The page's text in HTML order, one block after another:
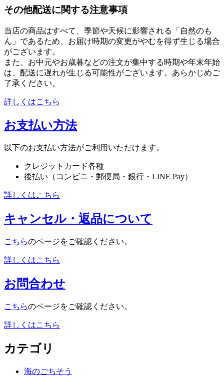
その他配送に関する注意事項
当店の商品はすべて、季節や天候に影響される「自然のも
ん」であるため、お届け時期の変更がやむを得ず生じる場合
がございます。
また、お中元やお歳暮などの注文が集中する時期や年末年始
は、配送に遅れが生じる可能性がございます。あらかじめご
了承ください。
詳しくはこちら
お支払い方法
以下のお支払い方法がご利用いただけます。
クレジットカード各種
後払い（コンビニ・郵便局・銀行・LINE Pay）
詳しくはこちら
キャンセル・返品について
こちらのページをご確認ください。
詳しくはこちら
お問合わせ
こちらのページをご確認ください。
詳しくはこちら
カテゴリ
海のごちそう